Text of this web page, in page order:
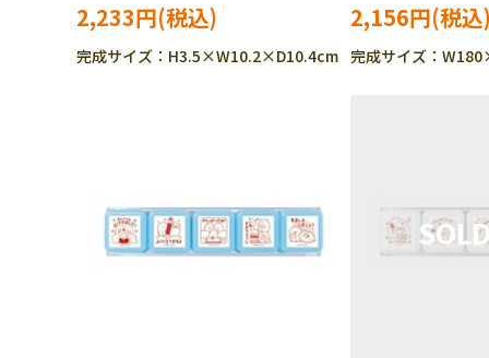
2,233円
完成サイズ：H3.5×W10.2×D10.4cm
2,156円
完成サイズ：